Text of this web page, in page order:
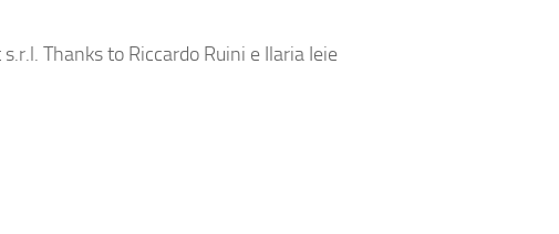
Thanks to Riccardo Ruini e Ilaria Ieie